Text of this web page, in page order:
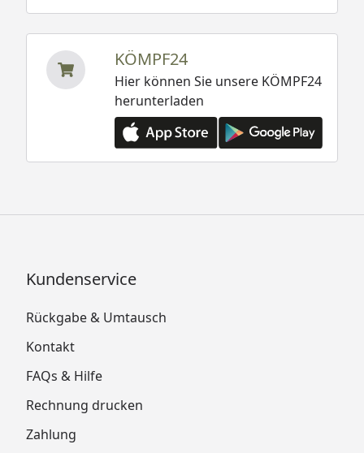
KÖMPF24
Hier können Sie unsere KÖMPF24
herunterladen
Kundenservice
Rückgabe & Umtausch
Kontakt
FAQs & Hilfe
Rechnung drucken
Zahlung